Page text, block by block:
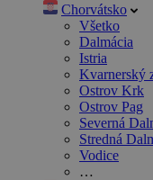
Chorvátsko
Všetko
Dalmácia
Istria
Kvarnerský
Ostrov Krk
Ostrov Pag
Severná
Stredná
Vodice
…